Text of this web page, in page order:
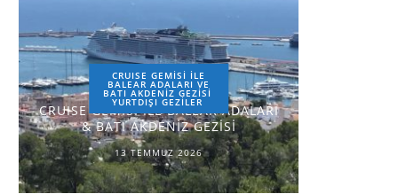
CRUISE GEMİSİ İLE
BALEAR ADALARI VE
BATI AKDENİZ GEZİSİ
YURTDIŞI GEZILER
CRUISE GEMİSİ İLE BALEAR ADALARI
& BATI AKDENİZ GEZİSİ
13 TEMMUZ 2026